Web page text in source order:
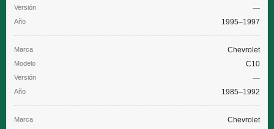
—
1995–1997
Chevrolet
C10
—
1985–1992
Chevrolet